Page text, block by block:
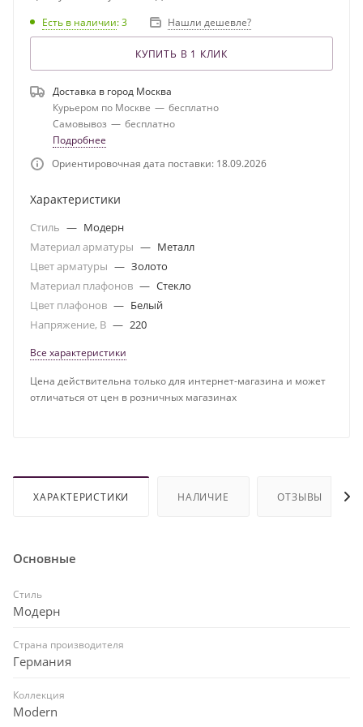
Есть в наличии: 3 Нашли дешевле?
КУПИТЬ В 1 КЛИК
Доставка в город Москва
Курьером по Москве — бесплатно
Самовывоз — бесплатно
Подробнее
Ориентировочная дата поставки: 18.09.2026
Характеристики
Стиль — Модерн
Материал арматуры — Металл
Цвет арматуры — Золото
Материал плафонов — Стекло
Цвет плафонов — Белый
Напряжение, В — 220
Все характеристики
Цена действительна только для интернет-магазина и может
отличаться от цен в розничных магазинах
ХАРАКТЕРИСТИКИ НАЛИЧИЕ ОТЗЫВЫ
Основные
Стиль
Модерн
Страна производителя
Германия
Коллекция
Modern